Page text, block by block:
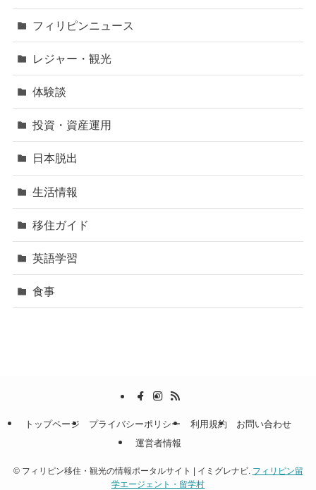
フィリピンニュース
レジャー・観光
体験談
投資・資産運用
日本脱出
生活情報
移住ガイド
英語学習
食事
トップページ プライバシーポリシー 利用規約
お問い合わせ
運営者情報
©フィリピン移住・観光の情報ポータルサイト | イミグレナビ. フィリピン留
学エージェント・留学村